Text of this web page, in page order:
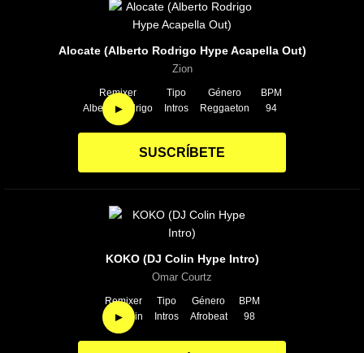
►
Alocate (Alberto Rodrigo Hype Acapella Out)
Zion
Remixer
Alberto Rodrigo
Tipo
Intros
Género
Reggaeton
BPM
94
SUSCRÍBETE
►
KOKO (DJ Colin Hype Intro)
Omar Courtz
Remixer
DJ Colin
Tipo
Intros
Género
Afrobeat
BPM
98